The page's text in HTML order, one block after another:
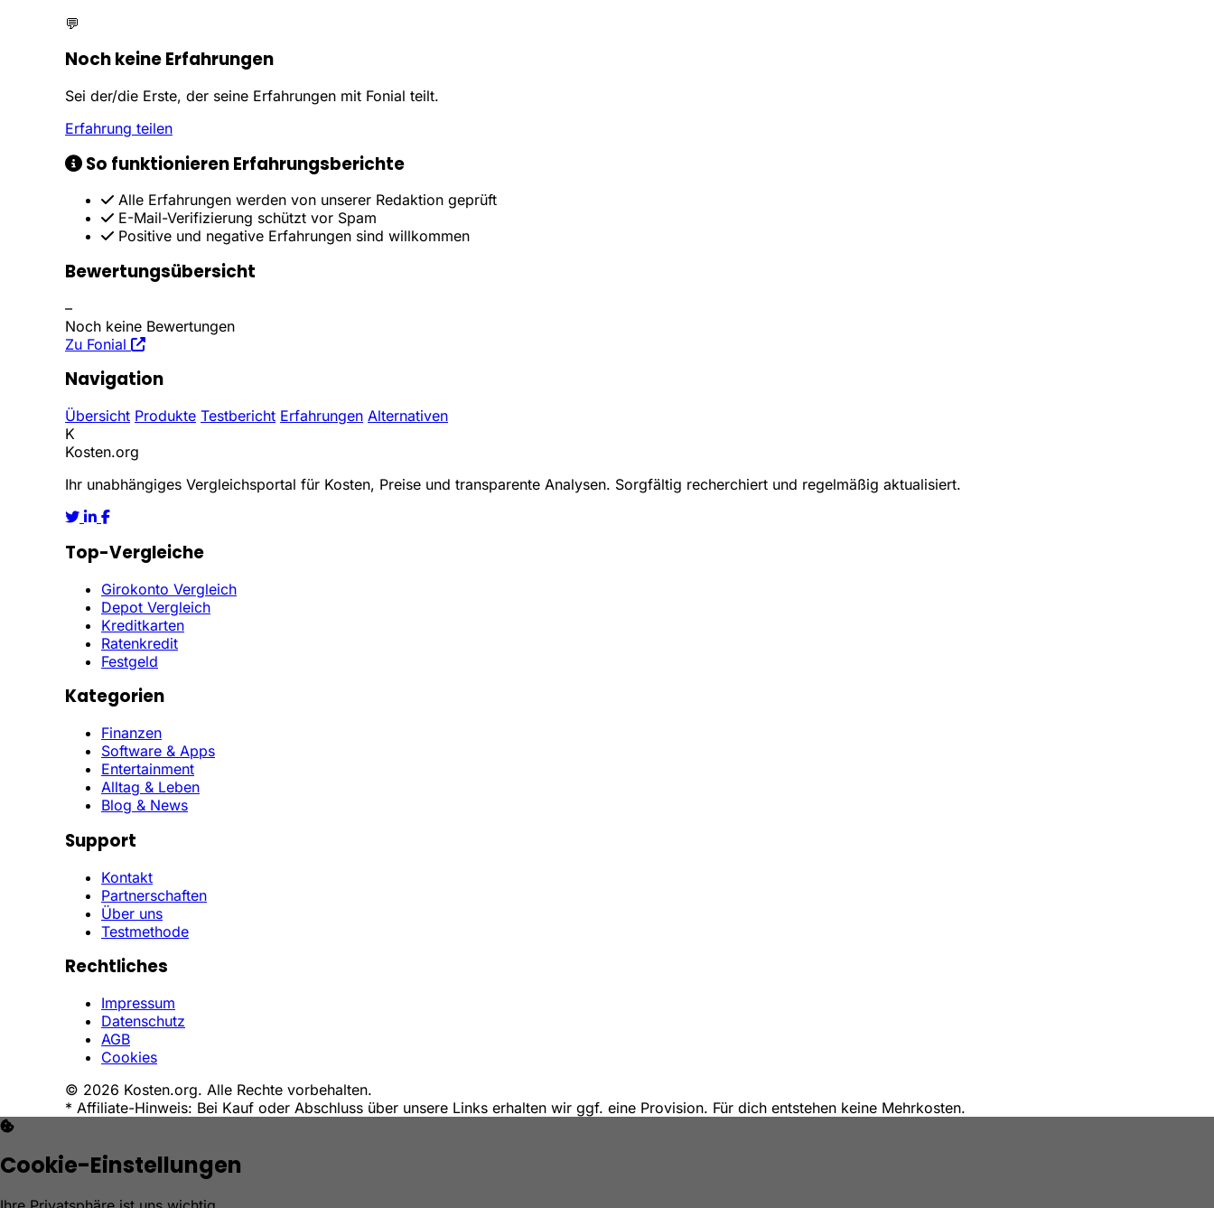
💬
Noch keine Erfahrungen
Sei der/die Erste, der seine Erfahrungen mit Fonial teilt.
Erfahrung teilen
So funktionieren Erfahrungsberichte
Alle Erfahrungen werden von unserer Redaktion geprüft
E-Mail-Verifizierung schützt vor Spam
Positive und negative Erfahrungen sind willkommen
Bewertungsübersicht
–
Noch keine Bewertungen
Zu Fonial
Navigation
Übersicht Produkte Testbericht Erfahrungen Alternativen
K
Kosten.org
Ihr unabhängiges Vergleichsportal für Kosten, Preise und transparente Analysen. Sorgfältig recherchiert und regelmäßig aktualisiert.
Top-Vergleiche
Girokonto Vergleich
Depot Vergleich
Kreditkarten
Ratenkredit
Festgeld
Kategorien
Finanzen
Software & Apps
Entertainment
Alltag & Leben
Blog & News
Support
Kontakt
Partnerschaften
Über uns
Testmethode
Rechtliches
Impressum
Datenschutz
AGB
Cookies
© 2026 Kosten.org. Alle Rechte vorbehalten.
* Affiliate-Hinweis: Bei Kauf oder Abschluss über unsere Links erhalten wir ggf. eine Provision. Für dich entstehen keine Mehrkosten.
Cookie-Einstellungen